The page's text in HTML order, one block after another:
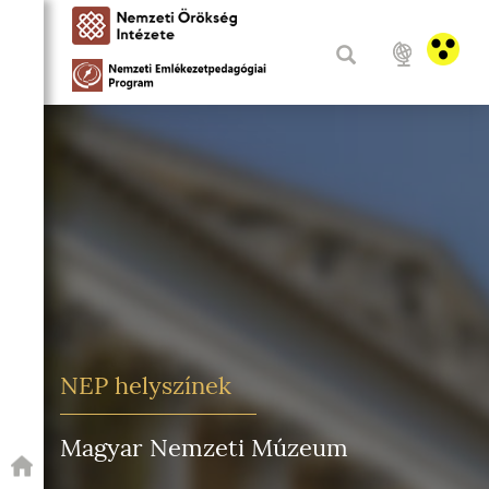
NEP helyszínek
Magyar Nemzeti Múzeum